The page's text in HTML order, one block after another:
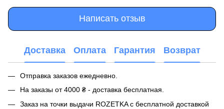
Написать отзыв
Доставка Оплата Гарантия Возврат
Отправка заказов ежедневно.
На заказы от 4000 ₴ - доставка бесплатная.
Заказ на точки выдачи ROZETKA с бесплатной доставкой